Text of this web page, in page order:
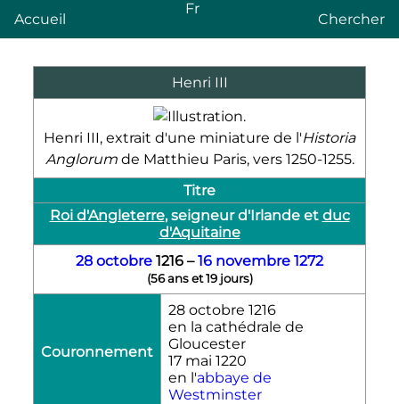
Accueil
Fr
Chercher
Henri III
Henri III, extrait d'une miniature de l'Historia
Anglorumde Matthieu Paris, vers 1250-1255.
Titre
Roi d'Angleterre, seigneur d'Irlande et duc
d'Aquitaine
28 octobre 1216 –16 novembre 1272
(56 ans et 19 jours)
Couronnement
28 octobre 1216
en la cathédrale de
Gloucester
17 mai 1220
en l'abbaye de
Westminster